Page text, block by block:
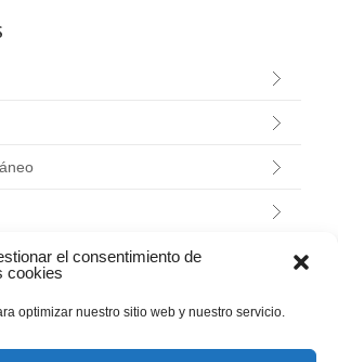
el consentimiento de
cookies
optimizar nuestro sitio web y nuestro servicio.